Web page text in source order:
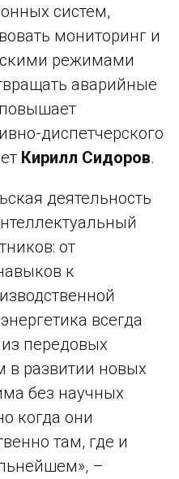
систем,
мониторинг и
режимами
аварийные
диспетчерского
Кирилл Сидоров.
деятельность
от
к
всегда
передовых
в развитии новых
без научных
когда они
там, где и
–